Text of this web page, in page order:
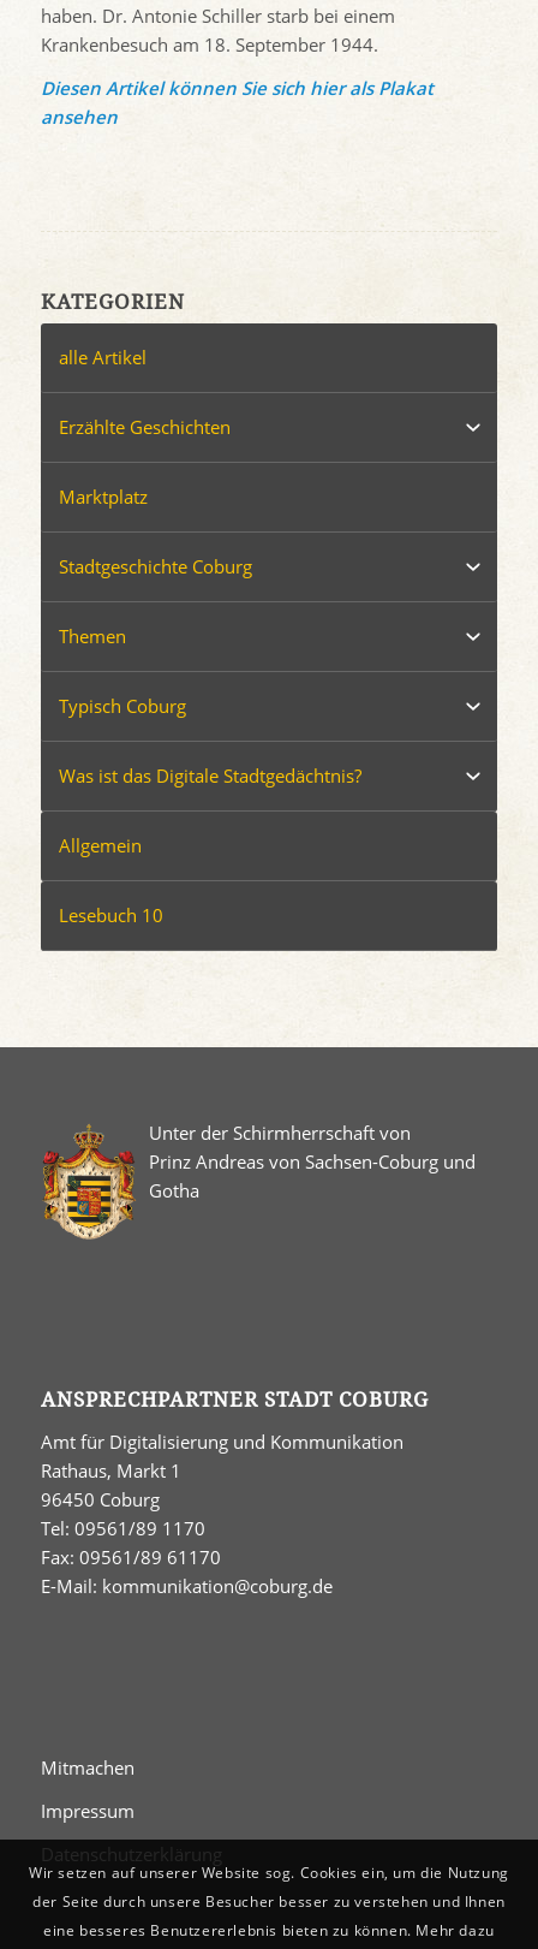
haben. Dr. Antonie Schiller starb bei einem
Krankenbesuch am 18. September 1944.
Diesen Artikel können Sie sich hier als Plakat
ansehen
KATEGORIEN
alle Artikel
Erzählte Geschichten
Marktplatz
Stadtgeschichte Coburg
Themen
Typisch Coburg
Was ist das Digitale Stadtgedächtnis?
Allgemein
Lesebuch 10
Unter der Schirmherrschaft von
Prinz Andreas von Sachsen-Coburg und
Gotha
ANSPRECHPARTNER STADT COBURG
Amt für Digitalisierung und Kommunikation
Rathaus, Markt 1
96450 Coburg
Tel: 09561/89 1170
Fax: 09561/89 61170
E-Mail: kommunikation@coburg.de
Mitmachen
Impressum
Datenschutzerklärung
Wir setzen auf unserer Website sog. Cookies ein, um die Nutzung
der Seite durch unsere Besucher besser zu verstehen und Ihnen
eine besseres Benutzererlebnis bieten zu können. Mehr dazu